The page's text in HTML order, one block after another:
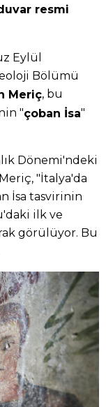
resmi
Eylül
Bölümü
Meriç, bu
"çoban İsa"
Dönemi'ndeki
"İtalya'da
İsa tasvirinin
ilk ve
görülüyor. Bu